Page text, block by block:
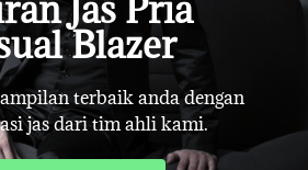
Blazer
terbaik anda dengan
jas dari tim ahli kami.